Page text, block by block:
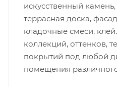
искусственный
террасная доска,
кладочные смеси,
коллекций, оттенков,
покрытий под любой
помещения